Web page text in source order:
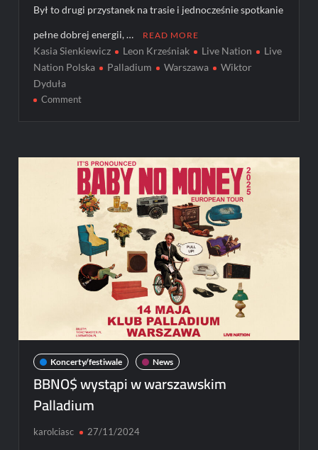
Był to drugi przystanek na trasie i jednocześnie spotkanie
pełne dobrej energii, … READ MORE
Kasia Sienkiewicz Leon Krześniak Live Nation
Live
Nation Polska
Palladium Warszawa
Wiktor
Dyduła
Commenton
w
Palladium
[ZDJĘCIA]
Koncerty/festiwale News
BBNO$ wystąpi w warszawskim
Palladium
karolciasc 27/11/2024